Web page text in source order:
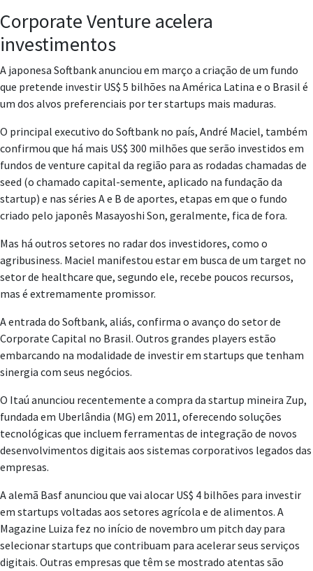
Corporate Venture acelera
investimentos
A japonesa Softbank anunciou em março a criação de um fundo
que pretende investir US$ 5 bilhões na América Latina e o Brasil é
um dos alvos preferenciais por ter startups mais maduras.
O principal executivo do Softbank no país, André Maciel, também
confirmou que há mais US$ 300 milhões que serão investidos em
fundos de venture capital da região para as rodadas chamadas de
seed (o chamado capital-semente, aplicado na fundação da
startup) e nas séries A e B de aportes, etapas em que o fundo
criado pelo japonês Masayoshi Son, geralmente, fica de fora.
Mas há outros setores no radar dos investidores, como o
agribusiness. Maciel manifestou estar em busca de um target no
setor de healthcare que, segundo ele, recebe poucos recursos,
mas é extremamente promissor.
A entrada do Softbank, aliás, confirma o avanço do setor de
Corporate Capital no Brasil. Outros grandes players estão
embarcando na modalidade de investir em startups que tenham
sinergia com seus negócios.
O Itaú anunciou recentemente a compra da startup mineira Zup,
fundada em Uberlândia (MG) em 2011, oferecendo soluções
tecnológicas que incluem ferramentas de integração de novos
desenvolvimentos digitais aos sistemas corporativos legados das
empresas.
A alemã Basf anunciou que vai alocar US$ 4 bilhões para investir
em startups voltadas aos setores agrícola e de alimentos. A
Magazine Luiza fez no início de novembro um pitch day para
selecionar startups que contribuam para acelerar seus serviços
digitais. Outras empresas que têm se mostrado atentas são